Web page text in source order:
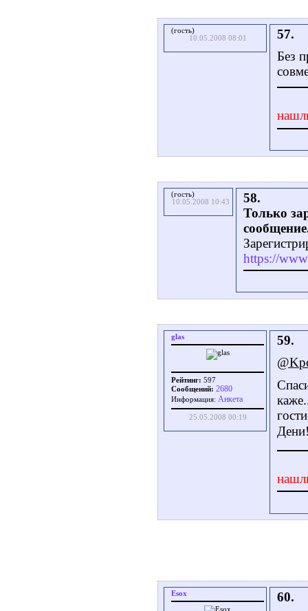
(гость)
10.05.2008 08:01
57.
Без
(гость)
10.05.2008 10:43
58.
Только
https://
glas
Рейтинг: 597
Сообщений: 2680
Информация: Aнкета
25.05.2008 00:19
59.
Esox
60.